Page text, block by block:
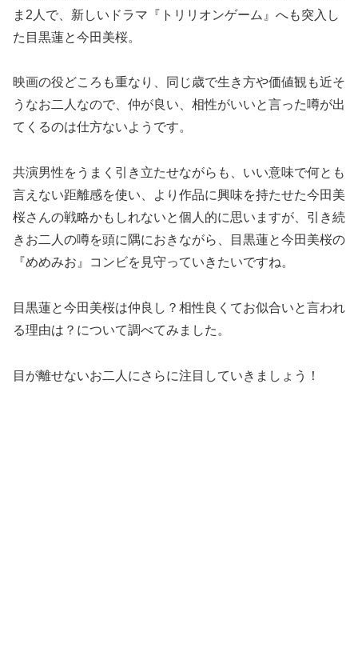
ま2人で、新しいドラマ『トリリオンゲーム』へも突入し
た目黒蓮と今田美桜。
映画の役どころも重なり、同じ歳で生き方や価値観も近そ
うなお二人なので、仲が良い、相性がいいと言った噂が出
てくるのは仕方ないようです。
共演男性をうまく引き立たせながらも、いい意味で何とも
言えない距離感を使い、より作品に興味を持たせた今田美
桜さんの戦略かもしれないと個人的に思いますが、引き続
きお二人の噂を頭に隅におきながら、目黒蓮と今田美桜の
『めめみお』コンビを見守っていきたいですね。
目黒蓮と今田美桜は仲良し？相性良くてお似合いと言われ
る理由は？について調べてみました。
目が離せないお二人にさらに注目していきましょう！